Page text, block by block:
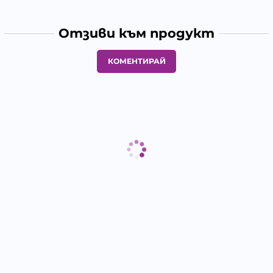
Отзиви към продукт
КОМЕНТИРАЙ